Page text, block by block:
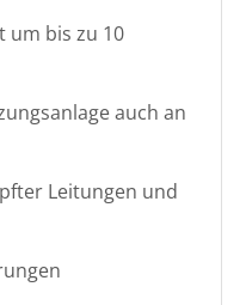
um bis zu 10
auch an
Leitungen und